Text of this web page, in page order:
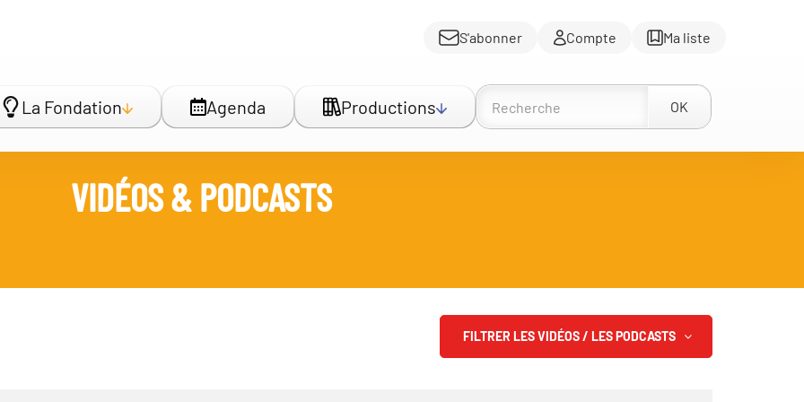
S'abonner Compte Ma liste
La Fondation Agenda Productions OK
VIDÉOS & PODCASTS
FILTRER LES VIDÉOS / LES PODCASTS